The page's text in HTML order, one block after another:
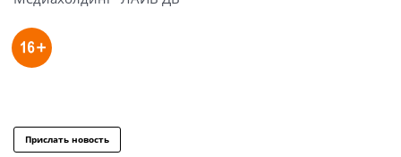
Прислать новость